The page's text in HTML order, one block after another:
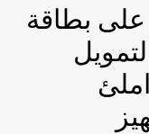
بطاقة